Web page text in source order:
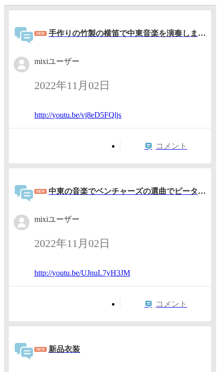
手作りの竹製の横笛で中東音楽を演奏しました。
mixiユーザー
2022年11月02日
http://youtu.be/vj8eD5FQljs
コメント
中東の音楽でベンチャーズの選曲でピーターアーツの入場曲のミザルーをシチリアの笛で演奏。
mixiユーザー
2022年11月02日
http://youtu.be/UJnuL7yH3JM
コメント
新品衣装